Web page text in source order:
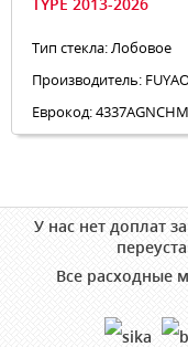
Тип стекла: Лобовое
Производитель:
Еврокод:
У нас нет доплат
Все расходные